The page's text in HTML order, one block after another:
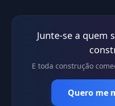
Junte-se a quem
E toda construção
Quero me